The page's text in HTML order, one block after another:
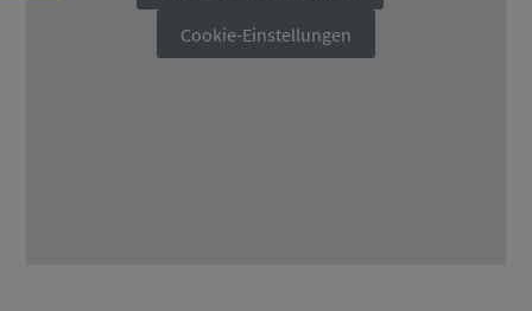
Cookie-Einstellungen